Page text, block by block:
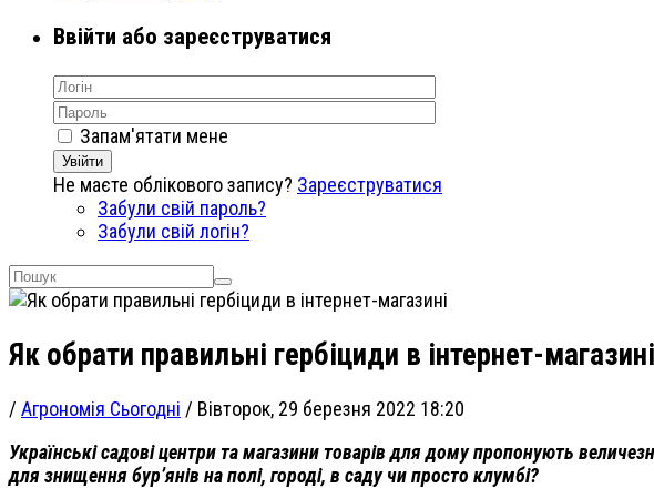
Ввійти або зареєструватися
Запам'ятати мене
Увійти
Не маєте облікового запису? Зареєструватися
Забули свій пароль?
Забули свій логін?
Як обрати правильні гербіциди в інтернет-магазині
/ Агрономія Сьогодні / Вівторок, 29 березня 2022 18:20
Українські садові центри та магазини товарів для дому пропонують
для знищення бур’янів на полі, городі, в саду чи просто клумбі?